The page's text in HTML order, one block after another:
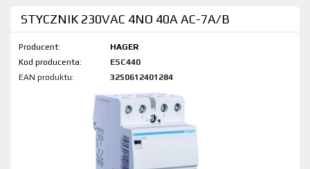
STYCZNIK 230VAC 4NO 40A AC-7A/B
Producent:
HAGER
Kod produktu:
ESC440
EAN produktu:
3250612401284